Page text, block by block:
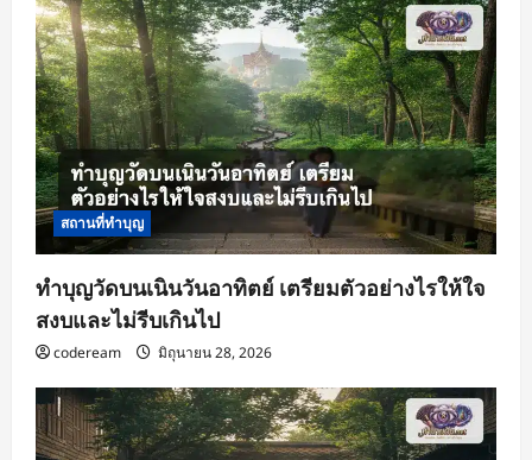
สถานที่ทำบุญ
ทำบุญวัดบนเนินวันอาทิตย์ เตรียมตัวอย่างไรให้ใจ
สงบและไม่รีบเกินไป
codeream มิถุนายน 28, 2026